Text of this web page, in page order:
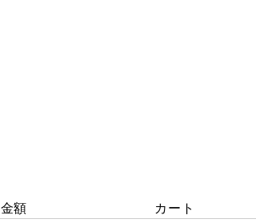
金額 カート